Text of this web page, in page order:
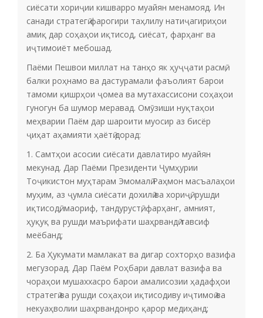
сиёсати хориҷии кишварро муайян менамояд. Ин
санади стратегӣ фарогири таҳлилу натиҷагириҳои
амиқ дар соҳаҳои иқтисод, сиёсат, фарҳанг ва
иҷтимоиёт мебошад.
Паёми Пешвои миллат на танҳо як ҳуҷҷати расмӣ,
балки роҳнамо ва дастурамали фаъолият барои
тамоми қишрҳои ҷомеа ва мутахассисони соҳаҳои
гуногун ба шумор меравад. Омӯзиши нуқтаҳои
меҳварии Паём дар шароити муосир аз бисёр
ҷиҳат аҳамияти ҳаётӣ дорад:
1. Самтҳои асосии сиёсати давлатиро муайян
мекунад. Дар Паёми Президенти Ҷумҳурии
Тоҷикистон муҳтарам Эмомалӣ Раҳмон масъалаҳои
муҳим, аз ҷумла сиёсати дохилӣ ва хориҷӣ, рушди
иқтисодӣ, маориф, тандурустӣ, фарҳанг, амният,
ҳуқуқ ва рушди маърифати шаҳрвандӣ тавсиф
меёбанд;
2. Ба Ҳукумати мамлакат ва дигар сохторҳо вазифа
мегузорад. Дар Паём Роҳбари давлат вазифа ва
чораҳои мушаххасро барои амалисозии ҳадафҳои
стратегӣ ва рушди соҳаҳои иқтисодиву иҷтимоӣ ва
некуаҳволии шаҳрвандонро қарор медиҳанд;